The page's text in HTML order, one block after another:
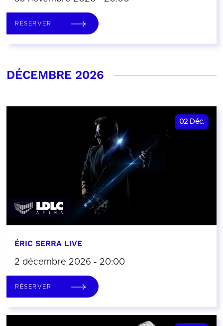
RÉSERVER
DÉCEMBRE 2026
02 Déc.
ÉRIC SERRA LIVE
2 décembre 2026 - 20:00
RÉSERVER